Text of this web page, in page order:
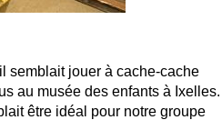
semblait jouer à cache-cache
au musée des enfants à Ixelles.
être idéal pour notre groupe